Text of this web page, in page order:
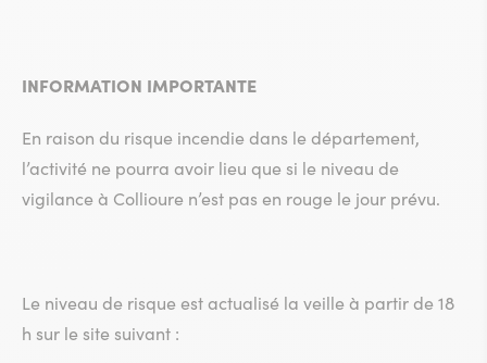
INFORMATION IMPORTANTE
En raison du risque incendie dans le département,
l’activité ne pourra avoir lieu que si le niveau de
vigilance à Collioure n’est pas en rouge le jour prévu.
Le niveau de risque est actualisé la veille à partir de 18
h sur le site suivant :